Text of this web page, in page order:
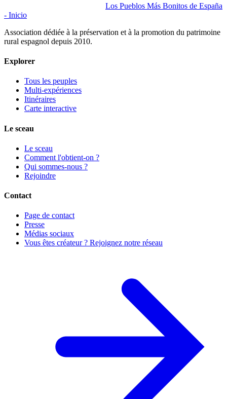
Los Pueblos Más Bonitos de España
- Inicio
Association dédiée à la préservation et à la promotion du patrimoine
rural espagnol depuis 2010.
Explorer
Tous les peuples
Multi-expériences
Itinéraires
Carte interactive
Le sceau
Le sceau
Comment l'obtient-on ?
Qui sommes-nous ?
Rejoindre
Contact
Page de contact
Presse
Médias sociaux
Vous êtes créateur ? Rejoignez notre réseau